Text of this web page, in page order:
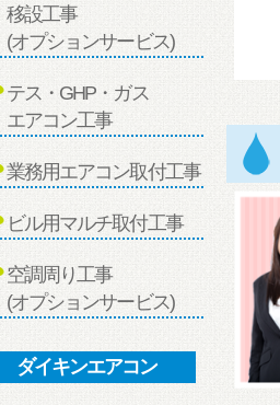
移設工事
(オプションサービス)
テス・GHP・ガス
エアコン工事
業務用エアコン取付工事
ビル用マルチ取付工事
空調周り工事
(オプションサービス)
ダイキンエアコン